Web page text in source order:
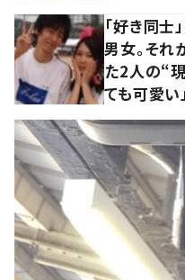
「好き同士
男女。そ
た2人の“
ても可愛い」